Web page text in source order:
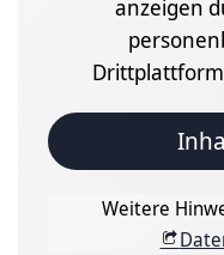
anzeigen
Weitere